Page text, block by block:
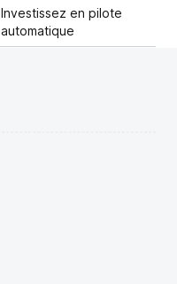
Investissez en pilote
automatique